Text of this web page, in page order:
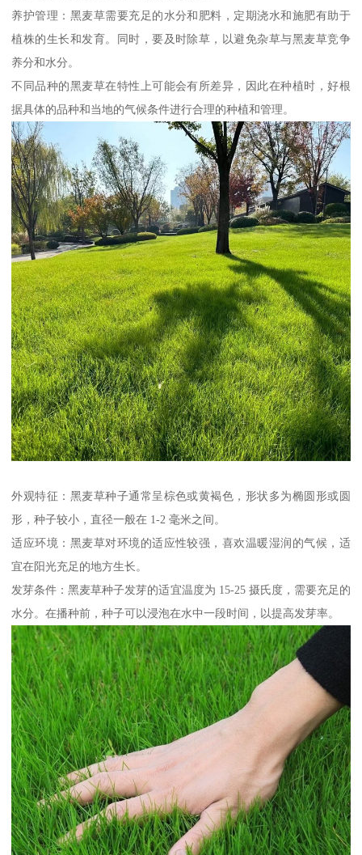
养护管理：黑麦草需要充足的水分和肥料，定期浇水和施肥有助于
植株的生长和发育。同时，要及时除草，以避免杂草与黑麦草竞争
养分和水分。
不同品种的黑麦草在特性上可能会有所差异，因此在种植时，好根
据具体的品种和当地的气候条件进行合理的种植和管理。
外观特征：黑麦草种子通常呈棕色或黄褐色，形状多为椭圆形或圆
形，种子较小，直径一般在 1-2 毫米之间。
适应环境：黑麦草对环境的适应性较强，喜欢温暖湿润的气候，适
宜在阳光充足的地方生长。
发芽条件：黑麦草种子发芽的适宜温度为 15-25 摄氏度，需要充足的
水分。在播种前，种子可以浸泡在水中一段时间，以提高发芽率。